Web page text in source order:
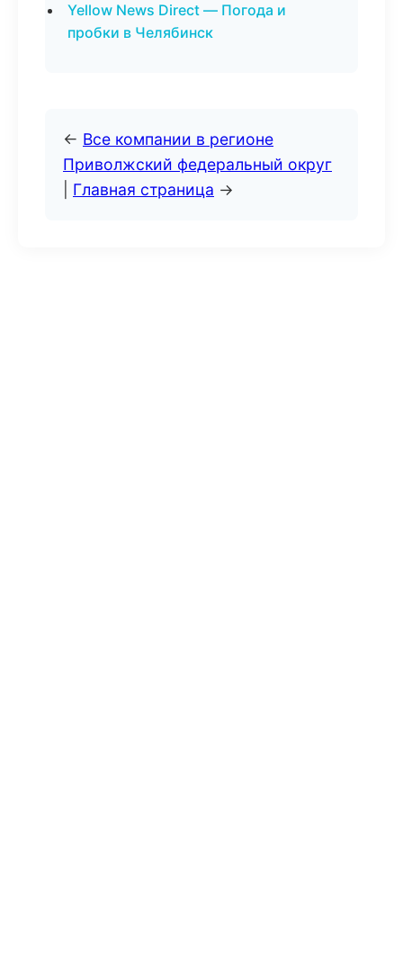
Yellow News Direct — Погода и
пробки в Челябинск
← Все компании в регионе
Приволжский федеральный округ
Главная страница →